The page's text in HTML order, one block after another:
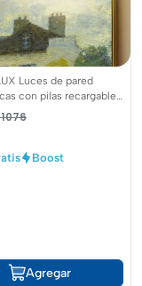
Luces de pared
con pilas recargables
de15.7 pulgadas
Boost
Agregar